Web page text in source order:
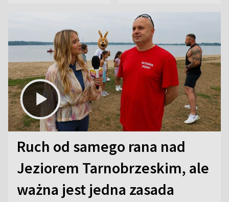
Ruch od samego rana nad
Jeziorem Tarnobrzeskim, ale
ważna jest jedna zasada